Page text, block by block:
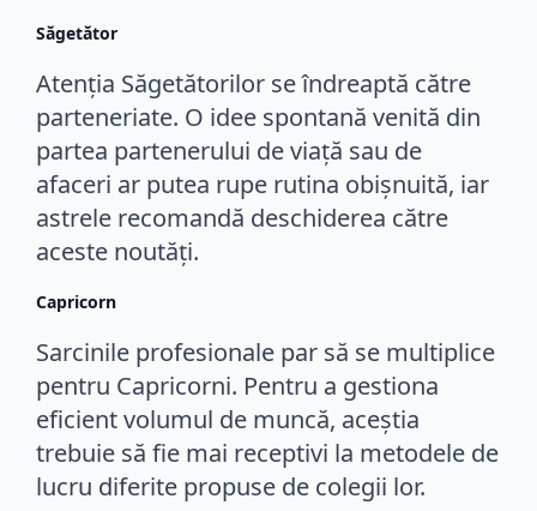
Săgetător
Atenția Săgetătorilor se îndreaptă către
parteneriate. O idee spontană venită din
partea partenerului de viață sau de
afaceri ar putea rupe rutina obișnuită, iar
astrele recomandă deschiderea către
aceste noutăți.
Capricorn
Sarcinile profesionale par să se multiplice
pentru Capricorni. Pentru a gestiona
eficient volumul de muncă, aceștia
trebuie să fie mai receptivi la metodele de
lucru diferite propuse de colegii lor.